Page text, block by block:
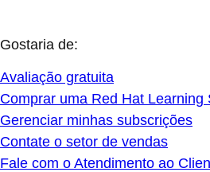
Gostaria de:
Avaliação gratuita
Comprar uma Red Hat Learning
Gerenciar minhas subscrições
Contate o setor de vendas
Fale com o Atendimento ao